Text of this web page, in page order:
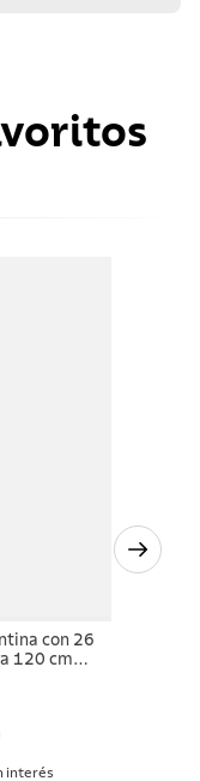
con 26
120 cm
interés